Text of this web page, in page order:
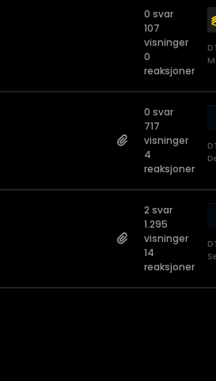
0 svar
107
visninger
0
reaksjoner
0 svar
717
visninger
4
reaksjoner
2 svar
1.295
visninger
14
reaksjoner